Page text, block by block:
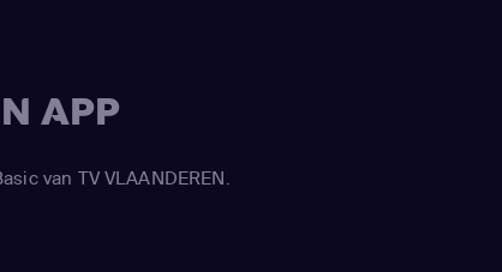
APP
van TV VLAANDEREN.